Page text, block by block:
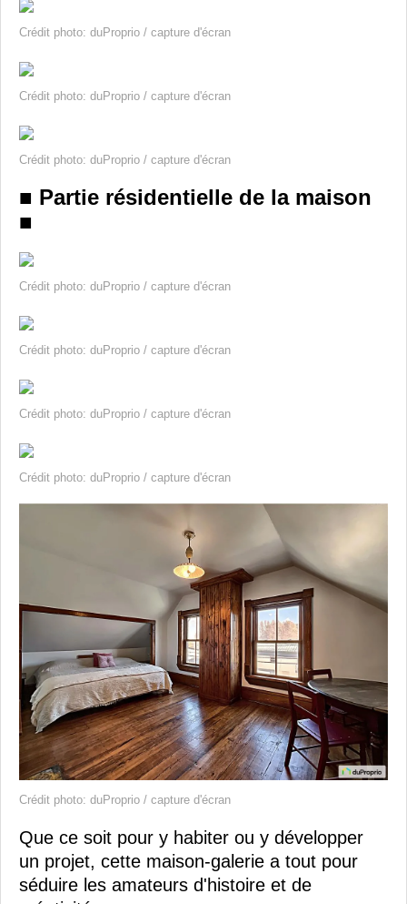
Crédit photo: duProprio / capture d'écran
Crédit photo: duProprio / capture d'écran
Crédit photo: duProprio / capture d'écran
■ Partie résidentielle de la maison
■
Crédit photo: duProprio / capture d'écran
Crédit photo: duProprio / capture d'écran
Crédit photo: duProprio / capture d'écran
Crédit photo: duProprio / capture d'écran
Crédit photo: duProprio / capture d'écran
Que ce soit pour y habiter ou y développer
un projet, cette maison-galerie a tout pour
séduire les amateurs d'histoire et de